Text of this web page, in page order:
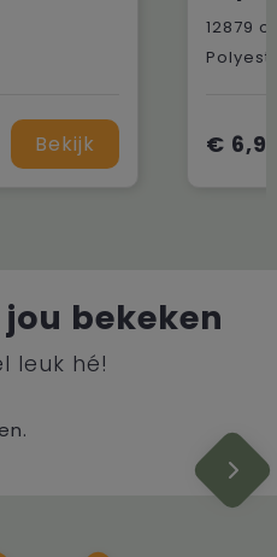
Bekijk
12879
€
bekeken
leuk hé!